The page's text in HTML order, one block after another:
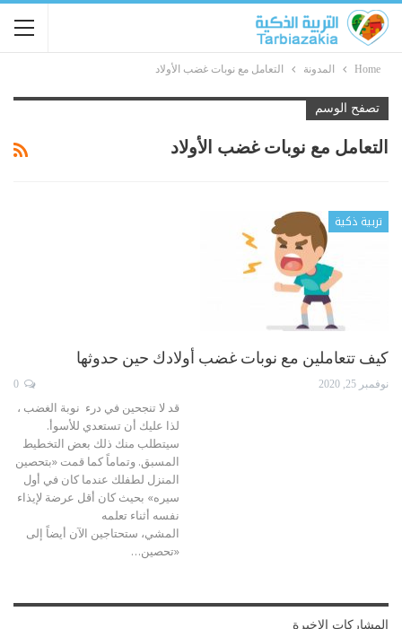
Home المدونة التعامل مع نوبات غضب الأولاد
تصفح الوسم
التعامل مع نوبات غضب الأولاد
تربية ذكية
كيف تتعاملين مع نوبات غضب أولادك حين حدوثها
نوفمبر 25, 2020
قد لا تنجحين في درء نوبة الغضب ،
لذا عليك أن تستعدي للأسوأ.
سيتطلب منك ذلك بعض التخطيط
المسبق. وتماماً كما قمت «بتحصين
المنزل لطفلك عندما كان في أول
سيره» بحيث كان أقل عرضة لإيذاء
نفسه أثناء تعلمه
المشي، ستحتاجين الآن أيضاً إلى
«تحصين…
المشاركات الاخيرة